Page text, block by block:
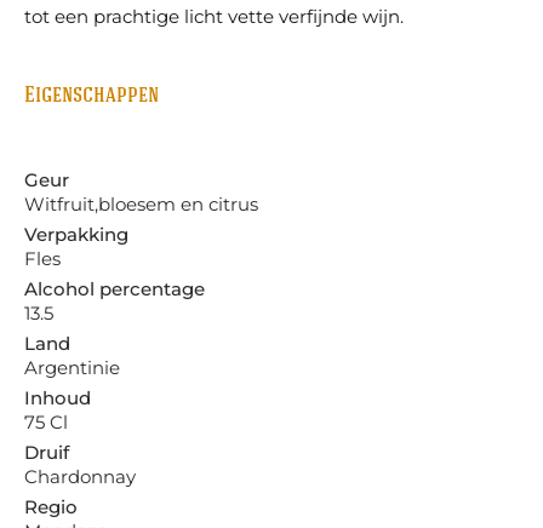
tot een prachtige licht vette verfijnde wijn.
Eigenschappen
Geur
Witfruit,bloesem en citrus
Verpakking
Fles
Alcohol percentage
13.5
Land
Argentinie
Inhoud
75 Cl
Druif
Chardonnay
Regio